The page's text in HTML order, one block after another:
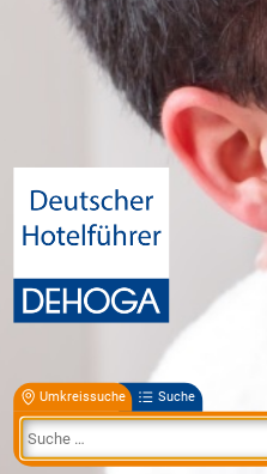
Umkreissuche Suche